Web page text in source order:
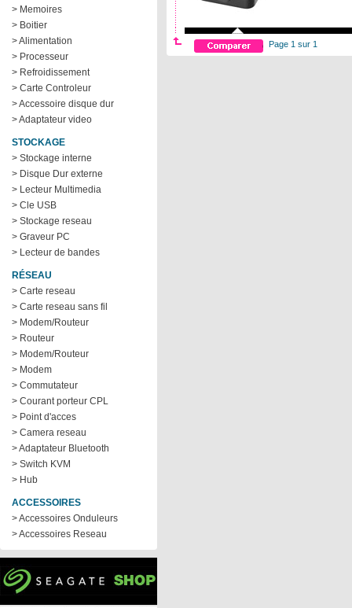
> Memoires
> Boitier
> Alimentation
> Processeur
> Refroidissement
> Carte Controleur
> Accessoire disque dur
> Adaptateur video
STOCKAGE
> Stockage interne
> Disque Dur externe
> Lecteur Multimedia
> Cle USB
> Stockage reseau
> Graveur PC
> Lecteur de bandes
RÉSEAU
> Carte reseau
> Carte reseau sans fil
> Modem/Routeur
> Routeur
> Modem/Routeur
> Modem
> Commutateur
> Courant porteur CPL
> Point d'acces
> Camera reseau
> Adaptateur Bluetooth
> Switch KVM
> Hub
ACCESSOIRES
> Accessoires Onduleurs
> Accessoires Reseau
Page 1 sur 1